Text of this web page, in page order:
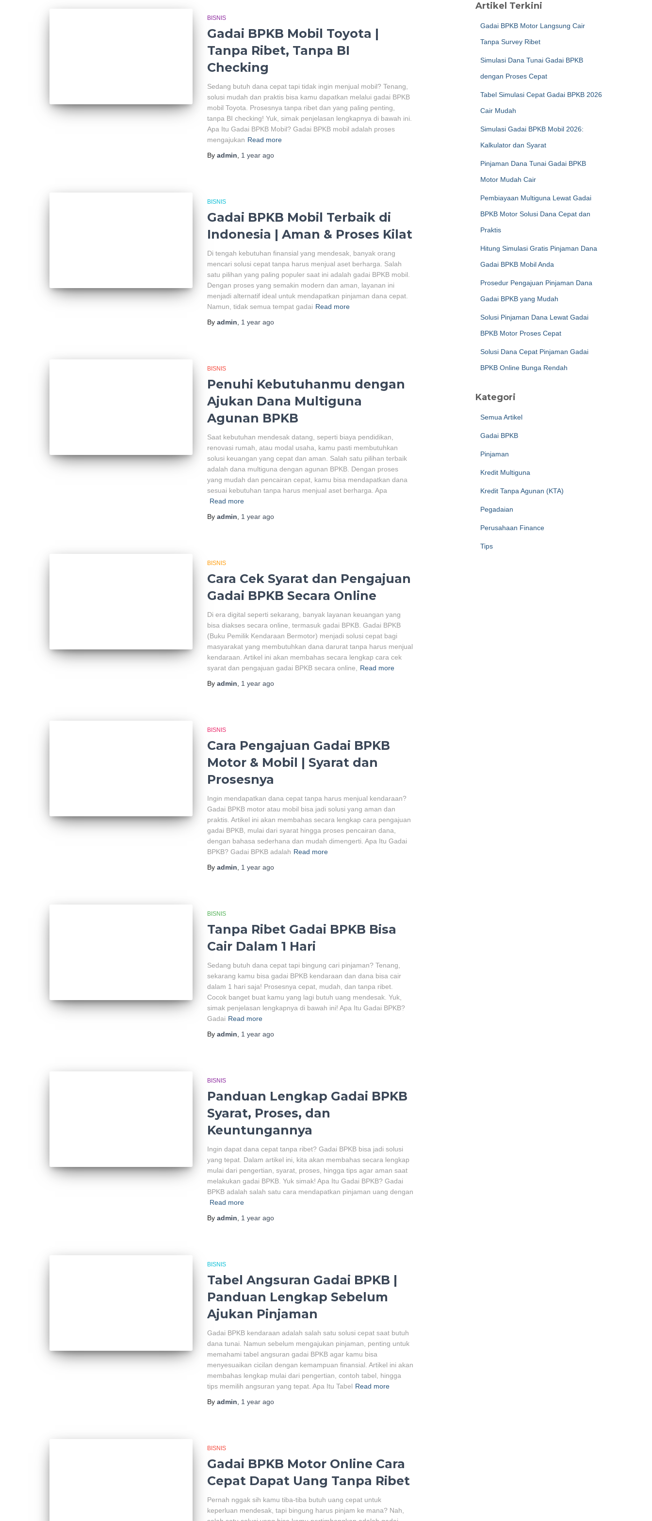
BISNIS
Gadai BPKB Mobil Toyota |
Tanpa Ribet, Tanpa BI
Checking
Sedang butuh dana cepat tapi tidak ingin menjual mobil? Tenang,
solusi mudah dan praktis bisa kamu dapatkan melalui gadai BPKB
mobil Toyota. Prosesnya tanpa ribet dan yang paling penting,
tanpa BI checking! Yuk, simak penjelasan lengkapnya di bawah ini.
Apa Itu Gadai BPKB Mobil? Gadai BPKB mobil adalah proses
mengajukan Read more
By admin 1 year ago
BISNIS
Gadai BPKB Mobil Terbaik di
Indonesia | Aman & Proses Kilat
Di tengah kebutuhan finansial yang mendesak, banyak orang
mencari solusi cepat tanpa harus menjual aset berharga. Salah
satu pilihan yang paling populer saat ini adalah gadai BPKB mobil.
Dengan proses yang semakin modern dan aman, layanan ini
menjadi alternatif ideal untuk mendapatkan pinjaman dana cepat.
Namun, tidak semua tempat gadai Read more
By admin 1 year ago
BISNIS
Penuhi Kebutuhanmu dengan
Ajukan Dana Multiguna
Agunan BPKB
Saat kebutuhan mendesak datang, seperti biaya pendidikan,
renovasi rumah, atau modal usaha, kamu pasti membutuhkan
solusi keuangan yang cepat dan aman. Salah satu pilihan terbaik
adalah dana multiguna dengan agunan BPKB. Dengan proses
yang mudah dan pencairan cepat, kamu bisa mendapatkan dana
sesuai kebutuhan tanpa harus menjual aset berharga. Apa
Read more
By admin 1 year ago
BISNIS
Cara Cek Syarat dan Pengajuan
Gadai BPKB Secara Online
Di era digital seperti sekarang, banyak layanan keuangan yang
bisa diakses secara online, termasuk gadai BPKB. Gadai BPKB
(Buku Pemilik Kendaraan Bermotor) menjadi solusi cepat bagi
masyarakat yang membutuhkan dana darurat tanpa harus menjual
kendaraan. Artikel ini akan membahas secara lengkap cara cek
syarat dan pengajuan gadai BPKB secara online,
Read more
By admin 1 year ago
BISNIS
Cara Pengajuan Gadai BPKB
Motor & Mobil | Syarat dan
Prosesnya
Ingin mendapatkan dana cepat tanpa harus menjual kendaraan?
Gadai BPKB motor atau mobil bisa jadi solusi yang aman dan
praktis. Artikel ini akan membahas secara lengkap cara pengajuan
gadai BPKB, mulai dari syarat hingga proses pencairan dana,
dengan bahasa sederhana dan mudah dimengerti. Apa Itu Gadai
BPKB? Gadai BPKB adalah Read more
By admin 1 year ago
BISNIS
Tanpa Ribet Gadai BPKB Bisa
Cair Dalam 1 Hari
Sedang butuh dana cepat tapi bingung cari pinjaman? Tenang,
sekarang kamu bisa gadai BPKB kendaraan dan dana bisa cair
dalam 1 hari saja! Prosesnya cepat, mudah, dan tanpa ribet.
Cocok banget buat kamu yang lagi butuh uang mendesak. Yuk,
simak penjelasan lengkapnya di bawah ini! Apa Itu Gadai BPKB?
Gadai Read more
By admin 1 year ago
BISNIS
Panduan Lengkap Gadai BPKB
Syarat, Proses, dan
Keuntungannya
Ingin dapat dana cepat tanpa ribet? Gadai BPKB bisa jadi solusi
yang tepat. Dalam artikel ini, kita akan membahas secara lengkap
mulai dari pengertian, syarat, proses, hingga tips agar aman saat
melakukan gadai BPKB. Yuk simak! Apa Itu Gadai BPKB? Gadai
BPKB adalah salah satu cara mendapatkan pinjaman uang dengan
Read more
By admin 1 year ago
BISNIS
Tabel Angsuran Gadai BPKB |
Panduan Lengkap Sebelum
Ajukan Pinjaman
Gadai BPKB kendaraan adalah salah satu solusi cepat saat butuh
dana tunai. Namun sebelum mengajukan pinjaman, penting untuk
memahami tabel angsuran gadai BPKB agar kamu bisa
menyesuaikan cicilan dengan kemampuan finansial. Artikel ini akan
membahas lengkap mulai dari pengertian, contoh tabel, hingga
tips memilih angsuran yang tepat. Apa Itu Tabel Read more
By admin 1 year ago
BISNIS
Gadai BPKB Motor Online Cara
Cepat Dapat Uang Tanpa Ribet
Pernah nggak sih kamu tiba-tiba butuh uang cepat untuk
keperluan mendesak, tapi bingung harus pinjam ke mana? Nah,
Artikel Terkini
Gadai BPKB Motor Langsung Cair
Tanpa Survey Ribet
Simulasi Dana Tunai Gadai BPKB
dengan Proses Cepat
Tabel Simulasi Cepat Gadai BPKB 2026
Cair Mudah
Simulasi Gadai BPKB Mobil 2026:
Kalkulator dan Syarat
Pinjaman Dana Tunai Gadai BPKB
Motor Mudah Cair
Pembiayaan Multiguna Lewat Gadai
BPKB Motor Solusi Dana Cepat dan
Praktis
Hitung Simulasi Gratis Pinjaman Dana
Gadai BPKB Mobil Anda
Prosedur Pengajuan Pinjaman Dana
Gadai BPKB yang Mudah
Solusi Pinjaman Dana Lewat Gadai
BPKB Motor Proses Cepat
Solusi Dana Cepat Pinjaman Gadai
BPKB Online Bunga Rendah
Kategori
Semua Artikel
Gadai BPKB
Pinjaman
Kredit Multiguna
Kredit Tanpa Agunan (KTA)
Pegadaian
Perusahaan Finance
Tips